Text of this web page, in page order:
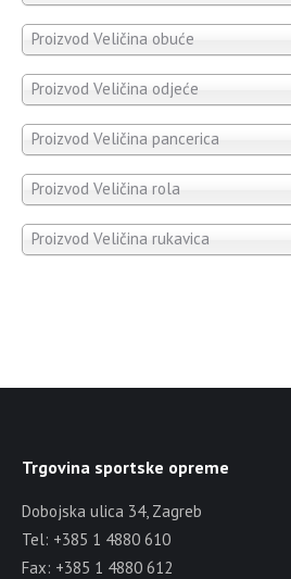
Proizvod Veličina obuće
Proizvod Veličina odjeće
Proizvod Veličina pancerica
Proizvod Veličina rola
Proizvod Veličina rukavica
Trgovina sportske opreme
Dobojska ulica 34, Zagreb
Tel: +385 1 4880 610
Fax: +385 1 4880 612